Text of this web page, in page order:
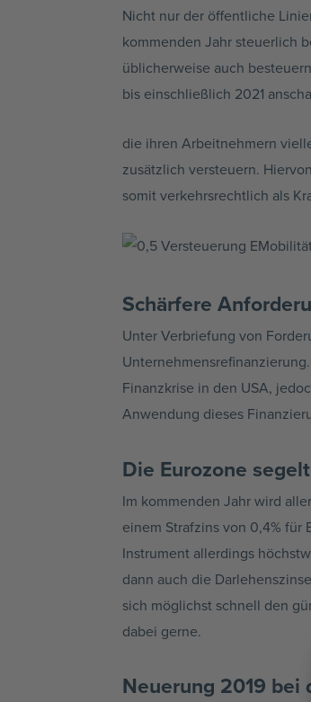
Nicht nur der öffentliche
kommenden Jahr steuerlich
üblicherweise auch
bis einschließlich 2021
die ihren Arbeitnehmern
zusätzlich versteuern.
somit verkehrsrechtlich als
Schärfere
Unter Verbriefung von
Finanzkrise in den USA,
Anwendung dieses
Die Eurozone
Im kommenden Jahr wird
einem Strafzins von 0,4% für
Instrument allerdings
dann auch die
sich möglichst schnell den
dabei gerne.
Neuerung 2019 bei